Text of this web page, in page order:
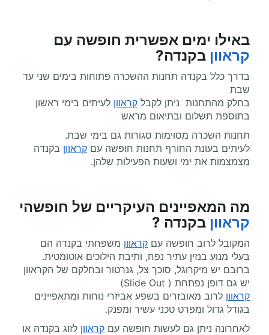
באילו ימים אפשרית חופשה עם
קראוון בקנדה?
בדרך כלל בקנדה תחנות ההשכרה פתוחות בימים שני עד
שבת
בחלק מהתחנות ניתן לקבל קראוון לעיתים בימי ראשון
בתוספת תשלום ובתיאום מראש
תחנות השכרה מסוימות סגורות גם בימי שבת.
לעיתים בעונת החורף תחנות חופשה עם קראוון בקנדה
מצמצמות את ימי ושעות הפעילות שלהן.
מה המאפיינים העיקריים של חופשהי
קראוון בקנדה ?
המקובל לרוב חופשה עם קראוון משפחתי בקנדה הם
בעלי מנוע בנזין עתיר נפח, ותיבת הילוכים אוטומטית.
ברובם יש מיקרוגל, סוכך צל, גנרטור ובחלקם של הקראוון
יש גם דופן נפתחת ( Slide Out)
קראוון לרוב מאובזרים בשפע אביזרי נוחות ומתאפיינים
בגודל גדול ומפרט טכני עשיר ומפנק.
לאחרונה ניתן גם לעשות חופשה עם קראוון לזוג בקנדה או